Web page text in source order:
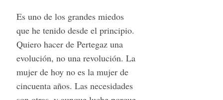
Es uno de los grandes miedos
que he tenido desde el principio.
Quiero hacer de Pertegaz una
evolución, no una revolución. La
mujer de hoy no es la mujer de
cincuenta años. Las necesidades